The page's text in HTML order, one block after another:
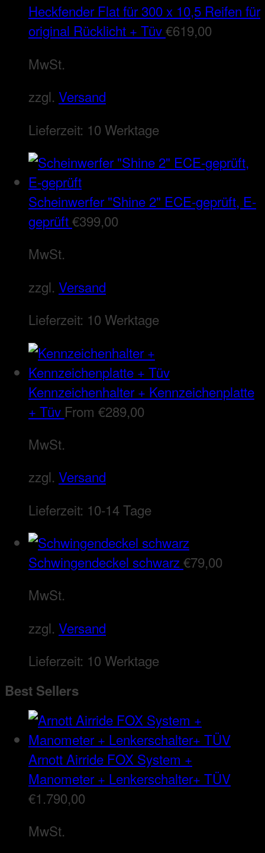
Heckfender Flat für 300 x 10,5 Reifen für
original Rücklicht + Tüv€619,00
MwSt.
zzgl. Versand
Lieferzeit: 10 Werktage
Scheinwerfer "Shine 2" ECE-geprüft, E-
geprüft€399,00
MwSt.
zzgl. Versand
Lieferzeit: 10 Werktage
Kennzeichenhalter + Kennzeichenplatte
+ Tüv From €289,00
MwSt.
zzgl. Versand
Lieferzeit: 10-14 Tage
Schwingendeckel schwarz€79,00
MwSt.
zzgl. Versand
Lieferzeit: 10 Werktage
Best Sellers
Arnott Airride FOX System +
Manometer + Lenkerschalter+ TÜV
€1.790,00
MwSt.